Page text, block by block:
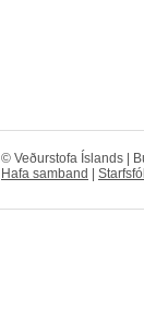
© Veðurstofa Íslands |
Hafa samband |